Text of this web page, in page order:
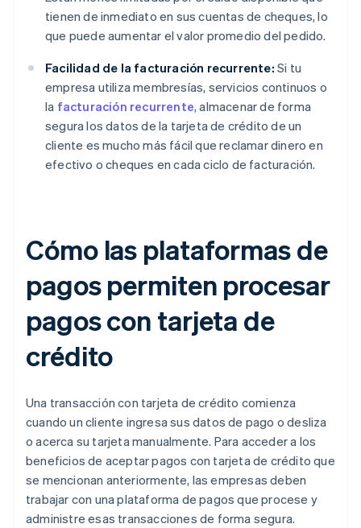
tienen de inmediato en sus cuentas de cheques, lo
que puede aumentar el valor promedio del pedido.
Facilidad de la facturación recurrente: Si tu
empresa utiliza membresías, servicios continuos o
la facturación recurrente, almacenar de forma
segura los datos de la tarjeta de crédito de un
cliente es mucho más fácil que reclamar dinero en
efectivo o cheques en cada ciclo de facturación.
Cómo las plataformas de
pagos permiten procesar
pagos con tarjeta de
crédito
Una transacción con tarjeta de crédito comienza
cuando un cliente ingresa sus datos de pago o desliza
o acerca su tarjeta manualmente. Para acceder a los
beneficios de aceptar pagos con tarjeta de crédito que
se mencionan anteriormente, las empresas deben
trabajar con una plataforma de pagos que procese y
administre esas transacciones de forma segura.